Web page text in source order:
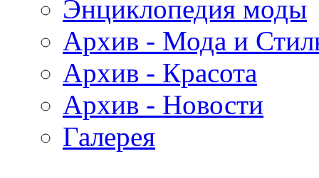
Энциклопедия моды
Архив - Мода и
Архив - Красота
Архив - Новости
Галерея